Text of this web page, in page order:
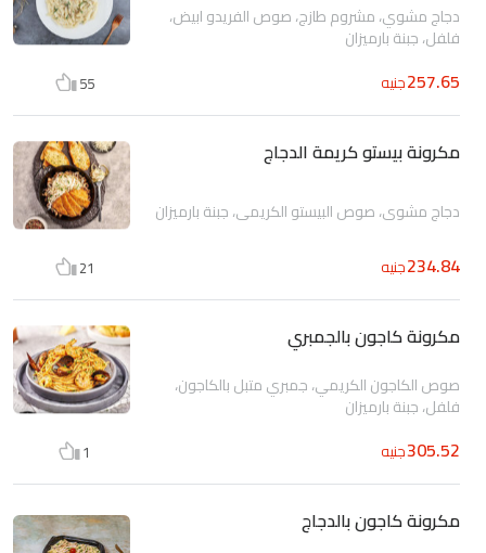
دجاج مشوي، مشروم طازج، صوص الفريدو ابيض،
فلفل، جبنة بارميزان
257.65جنيه 55
مكرونة بيستو كريمة الدجاج
دجاج مشوي، صوص البيستو الكريمى، جبنة بارميزان
234.84جنيه 21
مكرونة كاجون بالجمبري
صوص الكاجون الكريمي، جمبري متبل بالكاجون،
فلفل، جبنة بارميزان
305.52جنيه 1
مكرونة كاجون بالدجاج